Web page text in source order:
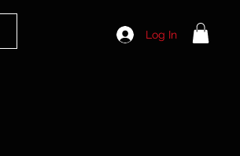
Log In